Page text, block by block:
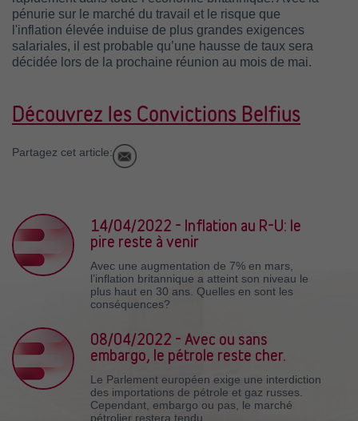
pénurie sur le marché du travail et le risque que
l'inflation élevée induise de plus grandes exigences
salariales, il est probable qu’une hausse de taux sera
décidée lors de la prochaine réunion au mois de mai.
Découvrez les Convictions Belfius
Partagez cet article:
14/04/2022 - Inflation au R-U: le
pire reste à venir
Avec une augmentation de 7% en mars,
l’inflation britannique a atteint son niveau le
plus haut en 30 ans. Quelles en sont les
conséquences?
08/04/2022 - Avec ou sans
embargo, le pétrole reste cher.
Le Parlement européen exige une interdiction
des importations de pétrole et gaz russes.
Cependant, embargo ou pas, le marché
pétrolier restera tendu.